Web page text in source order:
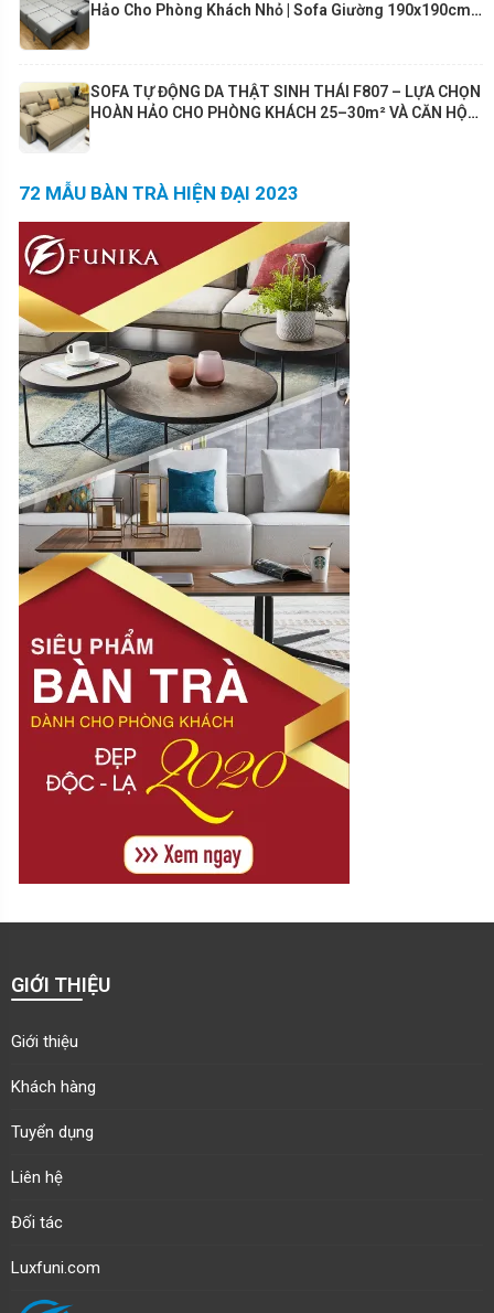
Hảo Cho Phòng Khách Nhỏ | Sofa Giường 190x190cm
SOFA TỰ ĐỘNG DA THẬT SINH THÁI F807 – LỰA CHỌN
HOÀN HẢO CHO PHÒNG KHÁCH 25–30m² VÀ CĂN HỘ
72 MẪU BÀN TRÀ HIỆN ĐẠI 2023
GIỚI THIỆU
Giới thiệu
Khách hàng
Tuyển dụng
Liên hệ
Đối tác
Luxfuni.com